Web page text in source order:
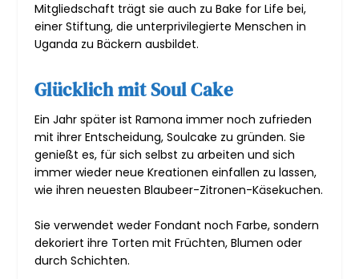
Mitgliedschaft trägt sie auch zu Bake for Life bei,
einer Stiftung, die unterprivilegierte Menschen in
Uganda zu Bäckern ausbildet.
Glücklich mit Soul Cake
Ein Jahr später ist Ramona immer noch zufrieden
mit ihrer Entscheidung, Soulcake zu gründen. Sie
genießt es, für sich selbst zu arbeiten und sich
immer wieder neue Kreationen einfallen zu lassen,
wie ihren neuesten Blaubeer-Zitronen-Käsekuchen.
Sie verwendet weder Fondant noch Farbe, sondern
dekoriert ihre Torten mit Früchten, Blumen oder
durch Schichten.